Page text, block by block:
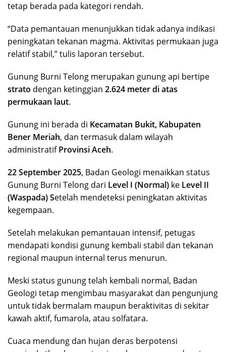
tetap berada pada kategori rendah.
“Data pemantauan menunjukkan tidak adanya indikasi
peningkatan tekanan magma. Aktivitas permukaan juga
relatif stabil,” tulis laporan tersebut.
Gunung Burni Telong merupakan gunung api bertipe
strato dengan ketinggian 2.624 meter di atas
permukaan laut.
Gunung ini berada di Kecamatan Bukit, Kabupaten
Bener Meriah, dan termasuk dalam wilayah
administratifProvinsi Aceh.
22 September 2025, Badan Geologi menaikkan status
Gunung Burni Telong dari Level I (Normal) ke Level II
(Waspada) Setelah mendeteksi peningkatan aktivitas
kegempaan.
Setelah melakukan pemantauan intensif, petugas
mendapati kondisi gunung kembali stabil dan tekanan
regional maupun internal terus menurun.
Meski status gunung telah kembali normal, Badan
Geologi tetap mengimbau masyarakat dan pengunjung
untuk tidak bermalam maupun beraktivitas di sekitar
kawah aktif, fumarola, atau solfatara.
Cuaca mendung dan hujan deras berpotensi